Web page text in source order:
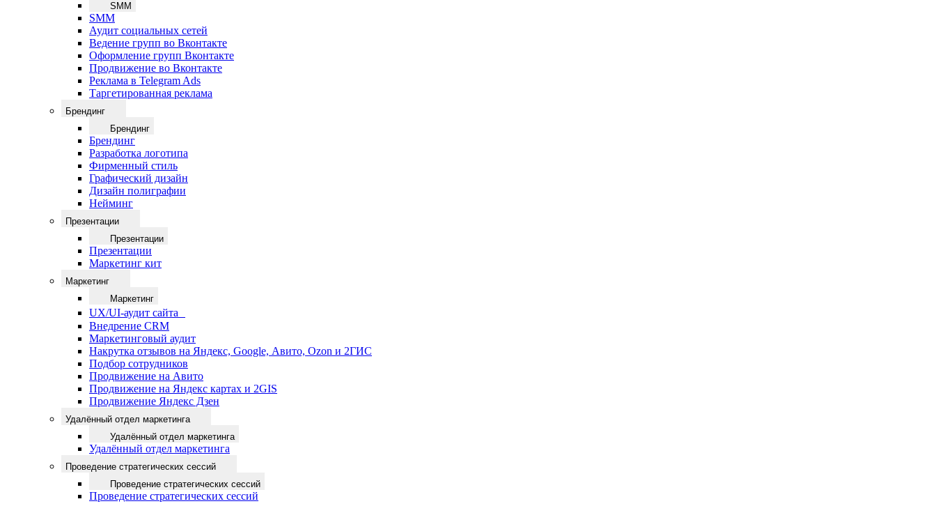
SMM
SMM
Аудит социальных сетей
Ведение групп во Вконтакте
Оформление групп Вконтакте
Продвижение во Вконтакте
Реклама в Telegram Ads
Таргетированная реклама
Брендинг
Брендинг
Брендинг
Разработка логотипа
Фирменный стиль
Графический дизайн
Дизайн полиграфии
Нейминг
Презентации
Презентации
Презентации
Маркетинг кит
Маркетинг
Маркетинг
UX/UI-аудит сайта
Внедрение CRM
Маркетинговый аудит
Накрутка отзывов на Яндекс, Google, Авито, Ozon и 2ГИС
Подбор сотрудников
Продвижение на Авито
Продвижение на Яндекс картах и 2GIS
Продвижение Яндекс Дзен
Удалённый отдел маркетинга
Удалённый отдел маркетинга
Удалённый отдел маркетинга
Проведение стратегических сессий
Проведение стратегических сессий
Проведение стратегических сессий